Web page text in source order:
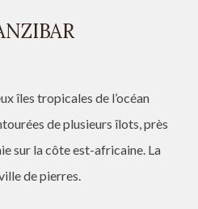
îles tropicales de l’océan
de plusieurs îlots, près
sur la côte est-africaine. La
de pierres.